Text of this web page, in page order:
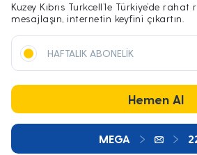
Kuzey Kıbrıs Turkcell’le Türkiye’de
mesajlaşın, internetin keyfini çıkartın.
HAFTALIK ABONELİK
Hemen Al
MEGA